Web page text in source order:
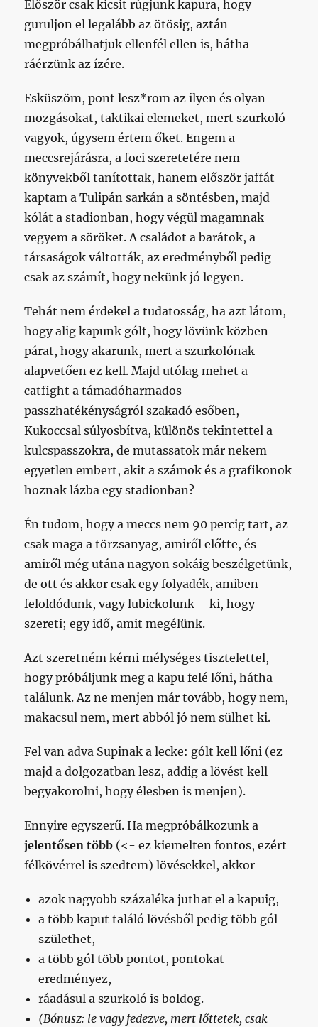
Először csak kicsit rúgjunk kapura, hogy
guruljon el legalább az ötösig, aztán
megpróbálhatjuk ellenfél ellen is, hátha
ráérzünk az ízére.
Esküszöm, pont lesz*rom az ilyen és olyan
mozgásokat, taktikai elemeket, mert szurkoló
vagyok, úgysem értem őket. Engem a
meccsrejárásra, a foci szeretetére nem
könyvekből tanítottak, hanem először jaffát
kaptam a Tulipán sarkán a söntésben, majd
kólát a stadionban, hogy végül magamnak
vegyem a söröket. A családot a barátok, a
társaságok váltották, az eredményből pedig
csak az számít, hogy nekünk jó legyen.
Tehát nem érdekel a tudatosság, ha azt látom,
hogy alig kapunk gólt, hogy lövünk közben
párat, hogy akarunk, mert a szurkolónak
alapvetően ez kell. Majd utólag mehet a
catfight a támadóharmados
passzhatékényságról szakadó esőben,
Kukoccsal súlyosbítva, különös tekintettel a
kulcspasszokra, de mutassatok már nekem
egyetlen embert, akit a számok és a grafikonok
hoznak lázba egy stadionban?
Én tudom, hogy a meccs nem 90 percig tart, az
csak maga a törzsanyag, amiről előtte, és
amiről még utána nagyon sokáig beszélgetünk,
de ott és akkor csak egy folyadék, amiben
feloldódunk, vagy lubickolunk – ki, hogy
szereti; egy idő, amit megélünk.
Azt szeretném kérni mélységes tisztelettel,
hogy próbáljunk meg a kapu felé lőni, hátha
találunk. Az ne menjen már tovább, hogy nem,
makacsul nem, mert abból jó nem sülhet ki.
Fel van adva Supinak a lecke: gólt kell lőni (ez
majd a dolgozatban lesz, addig a lövést kell
begyakorolni, hogy élesben is menjen).
Ennyire egyszerű. Ha megpróbálkozunk a
jelentősen több (<- ez kiemelten fontos, ezért
félkövérrel is szedtem) lövésekkel, akkor
azok nagyobb százaléka juthat el a kapuig,
a több kaput találó lövésből pedig több gól
születhet,
a több gól több pontot, pontokat
eredményez,
ráadásul a szurkoló is boldog.
(Bónusz: le vagy fedezve, mert lőttetek, csak